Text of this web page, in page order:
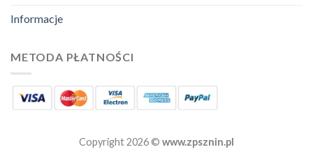
Informacje
METODA PŁATNOŚCI
Copyright 2026 © www.zpsznin.pl